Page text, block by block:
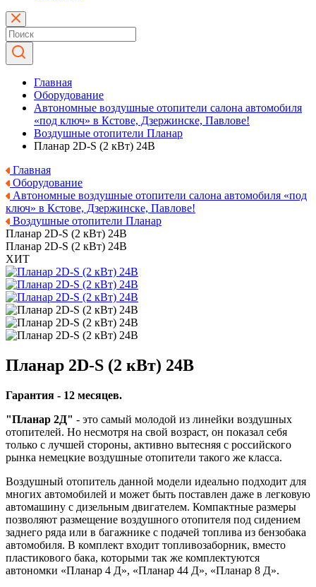
Главная
Оборудование
Автономные воздушные отопители салона автомобиля
«под ключ» в Кстове, Дзержинске, Павлове!
Воздушные отопители Планар
Планар 2D-S (2 кВт) 24В
Главная
Оборудование
Автономные воздушные отопители салона автомобиля «под
ключ» в Кстове, Дзержинске, Павлове!
Воздушные отопители Планар
Планар 2D-S (2 кВт) 24В
Планар 2D-S (2 кВт) 24В
ХИТ
Планар 2D-S (2 кВт) 24В
Гарантия - 12 месяцев.
"Планар 2Д" - это самый молодой из линейки воздушных
отопителей. Но несмотря на свой возраст, он показал себя
только с лучшей стороны, активно вытесняя с российского
рынка немецкие воздушные отопители такого же класса.
Воздушный отопитель данной модели идеально подходит для
многих автомобилей и может быть поставлен даже в легковую
автомашину с дизельным двигателем. Компактные размеры
позволяют размещение воздушного отопителя под сидением
заднего ряда или в багажнике с подачей топлива из бензобака
автомобиля. В комплект входит топливозаборник, вместо
пластикового бака, которыми так же комплектуются
автономки «Планар 4 Д», «Планар 44 Д», «Планар 8 Д».